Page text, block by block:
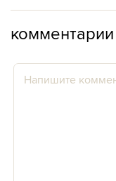
комментарии